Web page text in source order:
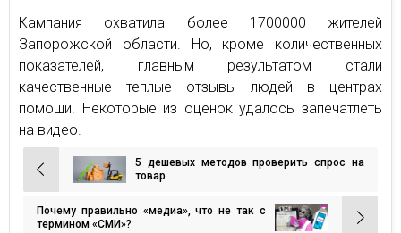
Кампания охватила более 1700000 жителей
Запорожской области. Но, кроме количественных
показателей, главным результатом стали
качественные теплые отзывы людей в центрах
помощи. Некоторые из оценок удалось запечатлеть
на видео.
Навигация
по
записям
5 дешевых методов проверить спрос на
товар
Почему правильно «медиа», что не так с
термином «СМИ»?